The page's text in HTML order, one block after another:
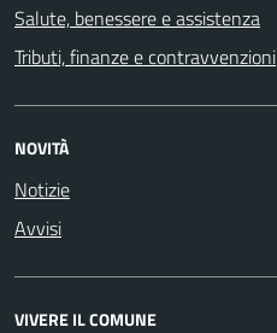
Salute, benessere e assistenza
Tributi, finanze e contravvenzioni
NOVITÀ
Notizie
Avvisi
VIVERE IL COMUNE